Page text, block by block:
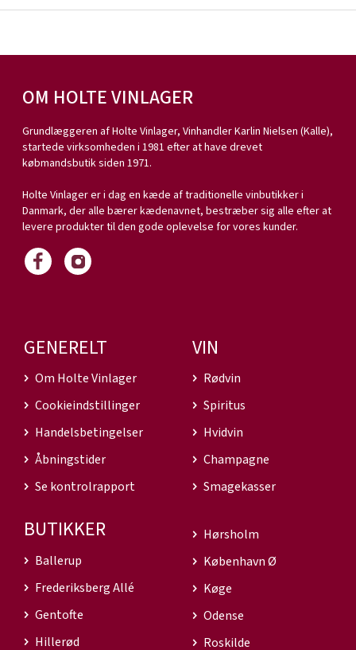
OM HOLTE VINLAGER
Grundlæggeren af Holte Vinlager, Vinhandler Karlin Nielsen (Kalle),
startede virksomheden i 1981 efter at have drevet
købmandsbutik siden 1971.
Holte Vinlager er i dag en kæde af traditionelle vinbutikker i
Danmark, der alle bærer kædenavnet, bestræber sig alle efter at
levere produkter til den gode oplevelse for vores kunder.
GENERELT
Om Holte Vinlager
Cookieindstillinger
Handelsbetingelser
Åbningstider
Se kontrolrapport
VIN
Rødvin
Spiritus
Hvidvin
Champagne
Smagekasser
BUTIKKER
Ballerup
Frederiksberg Allé
Gentofte
Hillerød
Hørsholm
København Ø
Køge
Odense
Roskilde